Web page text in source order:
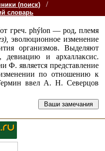
(поиск) /
словарь
греч. phýlon — род, племя
), эволюционное изменение
организмов. Выделяют
и архаллаксис.
Ф. является представление
по отношению к
ввел А. Н. Северцов